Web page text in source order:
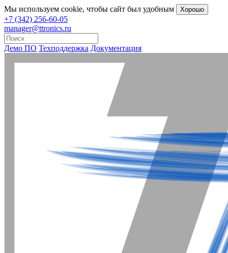
Мы используем cookie, чтобы сайт был удобным Хорошо
+7 (342) 256-60-05
manager@ttronics.ru
Демо ПО Техподдержка Документация